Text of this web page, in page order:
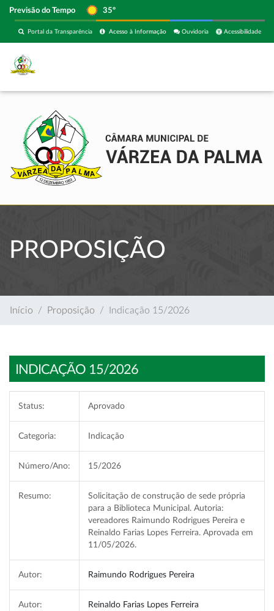
Previsão do Tempo 35º
Acessibilidade
Ouvidoria
Acesso à Informação
Portal da Transparência
PROPOSIÇÃO
Início Proposição Indicação 15/2026
INDICAÇÃO 15/2026
Status: Aprovado
Categoria: Indicação
Número/Ano: 15/2026
Resumo:
Solicitação de construção de sede própria
para a Biblioteca Municipal. Autoria:
vereadores Raimundo Rodrigues Pereira e
Reinaldo Farias Lopes Ferreira. Aprovada em
11/05/2026.
Autor: Raimundo Rodrigues Pereira
Autor: Reinaldo Farias Lopes Ferreira